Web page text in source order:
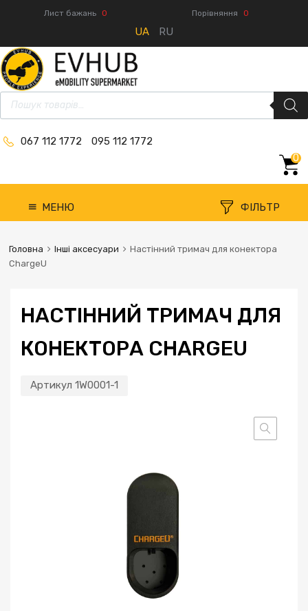
Лист бажань 0 Порівняння 0
UA RU
067 112 1772 095 112 1772
0
МЕНЮ ФІЛЬТР
Головна Інші аксесуари
Настінний тримач для конектора
ChargeU
НАСТІННИЙ ТРИМАЧ ДЛЯ
КОНЕКТОРА CHARGEU
Артикул 1W0001-1